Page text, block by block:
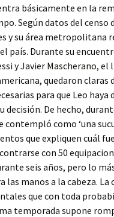
básicamente en la
Según datos del censo
y su área metropolitana
país. Durante su
y Javier Mascherano, el
quedaron claras
para que Leo haya
decisión. De hecho,
contempló como ‘una
que expliquen cuál
con 50
seis años, pero lo
las manos a la cabeza. La
que con toda
temporada supone